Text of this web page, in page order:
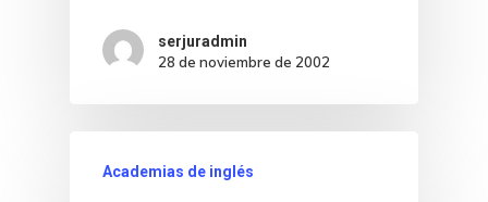
serjuradmin
28 de noviembre de 2002
Academias de inglés
Colabora